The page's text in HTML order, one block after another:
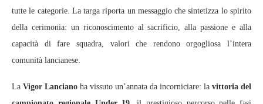
tutte le categorie. La targa riporta un messaggio che sintetizza lo spirito
della cerimonia: un riconoscimento al sacrificio, alla passione e alla
capacità di fare squadra, valori che rendono orgogliosa l’intera
comunità lancianese.
La Vigor Lanciano ha vissuto un’annata da incorniciare: la vittoria del